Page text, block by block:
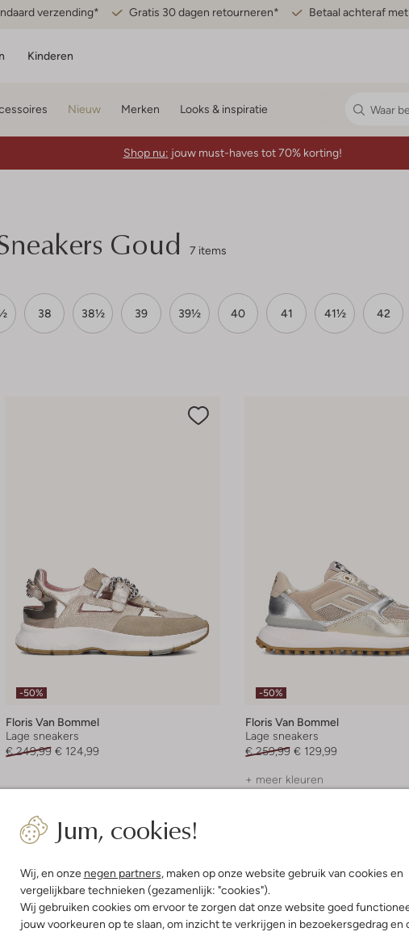
verzending* Gratis 30 dagen retourneren* Betaal achteraf
Kinderen
Jum, cookies!
Wij, en onze negen partners, maken op onze website gebruik van cookies en
vergelijkbare technieken (gezamenlijk: "cookies").
Wij gebruiken cookies om ervoor te zorgen dat onze website goed
jouw voorkeuren op te slaan, om inzicht te verkrijgen in bezoekersgedrag en
Nieuw Merken Looks & inspiratie
Shop nu: jouw must-haves tot 70% korting!
Goud 7 items
38 38½ 39 39½ 40 41 41½ 42
-50%
Floris Van Bommel
Lage sneakers
€ 249,99 € 124,99
-50%
Floris Van Bommel
Lage sneakers
€ 259,99 € 129,99
+ meer kleuren